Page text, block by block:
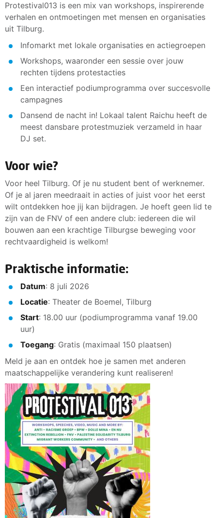
Protestival013 is een mix van workshops, inspirerende
verhalen en ontmoetingen met mensen en organisaties
uit Tilburg.
Infomarkt met lokale organisaties en actiegroepen
Workshops, waaronder een sessie over jouw
rechten tijdens protestacties
Een interactief podiumprogramma over succesvolle
campagnes
Dansend de nacht in! Lokaal talent Raichu heeft de
meest dansbare protestmuziek verzameld in haar
DJ set.
Voor wie?
Voor heel Tilburg. Of je nu student bent of werknemer.
Of je al jaren meedraait in acties of juist voor het eerst
wilt ontdekken hoe jij kan bijdragen. Je hoeft geen lid te
zijn van de FNV of een andere club: iedereen die wil
bouwen aan een krachtige Tilburgse beweging voor
rechtvaardigheid is welkom!
Praktische informatie:
Datum: 8 juli 2026
Locatie: Theater de Boemel, Tilburg
Start: 18.00 uur (podiumprogramma vanaf 19.00
uur)
Toegang: Gratis (maximaal 150 plaatsen)
Meld je aan en ontdek hoe je samen met anderen
maatschappelijke verandering kunt realiseren!